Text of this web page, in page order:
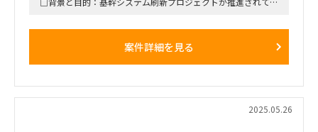
案件詳細を見る
2025.05.26